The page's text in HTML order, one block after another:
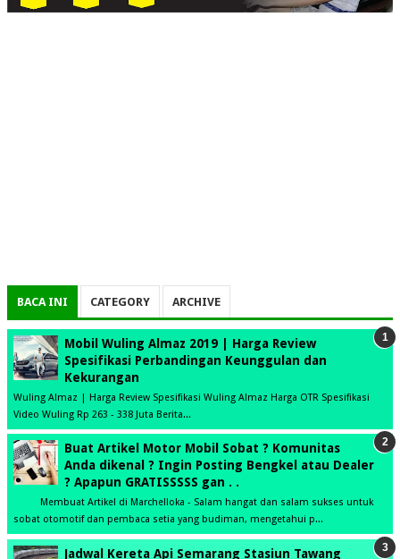
BACA INI CATEGORY ARCHIVE
Mobil Wuling Almaz 2019 | Harga Review
Spesifikasi Perbandingan Keunggulan dan
Kekurangan
Wuling Almaz | Harga Review Spesifikasi Wuling Almaz Harga OTR Spesifikasi
Video Wuling Rp 263 - 338 Juta Berita...
Buat Artikel Motor Mobil Sobat ? Komunitas
Anda dikenal ? Ingin Posting Bengkel atau Dealer
? Apapun GRATISSSSS gan . .
Membuat Artikel di Marchelloka - Salam hangat dan salam sukses untuk
sobat otomotif dan pembaca setia yang budiman, mengetahui p...
Jadwal Kereta Api Semarang Stasiun Tawang